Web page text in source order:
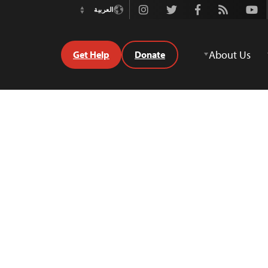
Youtube
Rss
Facebook
Twitter
Instagramالعربية
Switch
About Us
Donate
Get Help